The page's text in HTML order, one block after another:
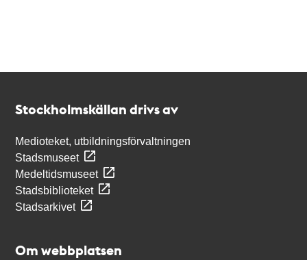
Stockholmskällan drivs av
Medioteket, utbildningsförvaltningen
Stadsmuseet
Medeltidsmuseet
Stadsbiblioteket
Stadsarkivet
Om webbplatsen